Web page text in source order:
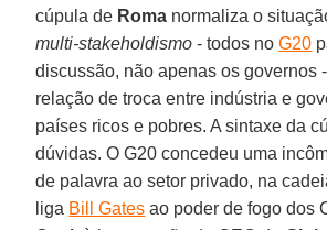
cúpula de Roma normaliza o
multi-stakeholdismo - todos noG20
discussão, não apenas os governos
relação de troca entre indústria e
países ricos e pobres. A sintaxe da
dúvidas. O G20 concedeu uma
de palavra ao setor privado, na
liga Bill Gates ao poder de fogo dos